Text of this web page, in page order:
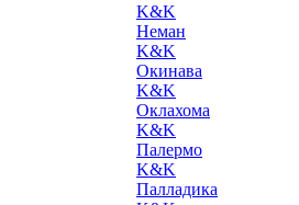
K&K
Неман
K&K
Окинава
K&K
Оклахома
K&K
Палермо
K&K
Палладика